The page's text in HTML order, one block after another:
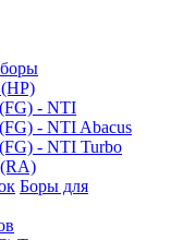
- NTI
- NTI Abacus
- NTI Turbo
Боры для